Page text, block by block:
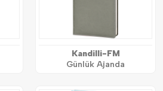
Kandilli-FM
Günlük Ajanda